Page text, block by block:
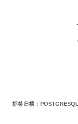
标签归档： POSTGRESQL